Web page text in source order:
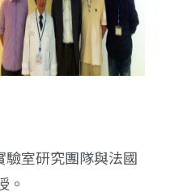
驗室研究團隊與法國
。